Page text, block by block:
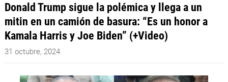
Donald Trump sigue la polémica y llega a un
mitin en un camión de basura: “Es un honor a
Kamala Harris y Joe Biden” (+Video)
31 octubre, 2024